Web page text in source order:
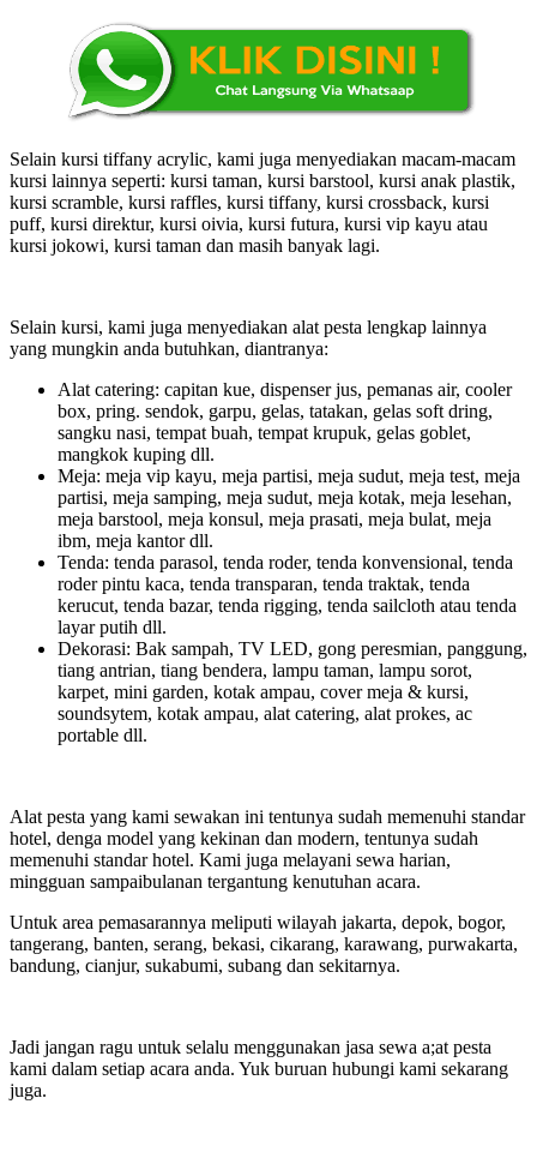
Selain kursi tiffany acrylic, kami juga menyediakan macam-macam
kursi lainnya seperti: kursi taman, kursi barstool, kursi anak plastik,
kursi scramble, kursi raffles, kursi tiffany, kursi crossback, kursi
puff, kursi direktur, kursi oivia, kursi futura, kursi vip kayu atau
kursi jokowi, kursi taman dan masih banyak lagi.
Selain kursi, kami juga menyediakan alat pesta lengkap lainnya
yang mungkin anda butuhkan, diantranya:
Alat catering: capitan kue, dispenser jus, pemanas air, cooler
box, pring. sendok, garpu, gelas, tatakan, gelas soft dring,
sangku nasi, tempat buah, tempat krupuk, gelas goblet,
mangkok kuping dll.
Meja: meja vip kayu, meja partisi, meja sudut, meja test, meja
partisi, meja samping, meja sudut, meja kotak, meja lesehan,
meja barstool, meja konsul, meja prasati, meja bulat, meja
ibm, meja kantor dll.
Tenda: tenda parasol, tenda roder, tenda konvensional, tenda
roder pintu kaca, tenda transparan, tenda traktak, tenda
kerucut, tenda bazar, tenda rigging, tenda sailcloth atau tenda
layar putih dll.
Dekorasi: Bak sampah, TV LED, gong peresmian, panggung,
tiang antrian, tiang bendera, lampu taman, lampu sorot,
karpet, mini garden, kotak ampau, cover meja & kursi,
soundsytem, kotak ampau, alat catering, alat prokes, ac
portable dll.
Alat pesta yang kami sewakan ini tentunya sudah memenuhi standar
hotel, denga model yang kekinan dan modern, tentunya sudah
memenuhi standar hotel. Kami juga melayani sewa harian,
mingguan sampaibulanan tergantung kenutuhan acara.
Untuk area pemasarannya meliputi wilayah jakarta, depok, bogor,
tangerang, banten, serang, bekasi, cikarang, karawang, purwakarta,
bandung, cianjur, sukabumi, subang dan sekitarnya.
Jadi jangan ragu untuk selalu menggunakan jasa sewa a;at pesta
kami dalam setiap acara anda. Yuk buruan hubungi kami sekarang
juga.